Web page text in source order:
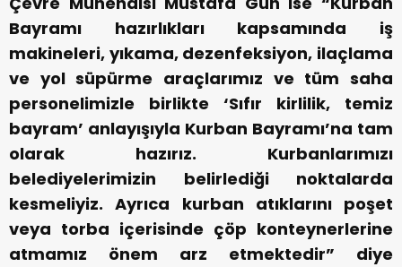
Bayramı hazırlıkları kapsamında iş
makineleri, yıkama, dezenfeksiyon, ilaçlama
ve yol süpürme araçlarımız ve tüm saha
personelimizle birlikte ‘Sıfır kirlilik, temiz
bayram’ anlayışıyla Kurban Bayramı’na tam
olarak hazırız. Kurbanlarımızı
belediyelerimizin belirlediği noktalarda
kesmeliyiz. Ayrıca kurban atıklarını poşet
veya torba içerisinde çöp konteynerlerine
atmamız önem arz etmektedir” diye